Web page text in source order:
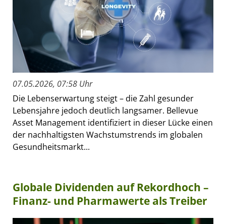
07.05.2026, 07:58 Uhr
Die Lebenserwartung steigt – die Zahl gesunder
Lebensjahre jedoch deutlich langsamer. Bellevue
Asset Management identifiziert in dieser Lücke einen
der nachhaltigsten Wachstumstrends im globalen
Gesundheitsmarkt...
Globale Dividenden auf Rekordhoch –
Finanz- und Pharmawerte als Treiber